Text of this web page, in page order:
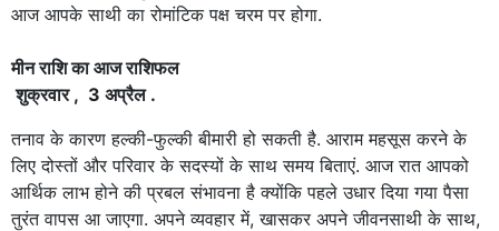
आज आपके साथी का रोमांटिक पक्ष चरम पर होगा.
मीन राशि का आज राशिफल
शुक्रवार , 3 अप्रैल .
तनाव के कारण हल्की-फुल्की बीमारी हो सकती है. आराम महसूस करने के
लिए दोस्तों और परिवार के सदस्यों के साथ समय बिताएं. आज रात आपको
आर्थिक लाभ होने की प्रबल संभावना है क्योंकि पहले उधार दिया गया पैसा
तुरंत वापस आ जाएगा. अपने व्यवहार में, खासकर अपने जीवनसाथी के साथ,